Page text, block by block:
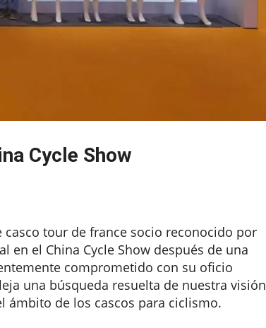
Cycle Show
casco tour de france socio reconocido por
en el China Cycle Show después de una
comprometido con su oficio
una búsqueda resuelta de nuestra visión
de los cascos para ciclismo.